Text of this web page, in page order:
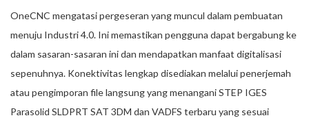
OneCNC mengatasi pergeseran yang muncul dalam pembuatan
menuju Industri 4.0. Ini memastikan pengguna dapat bergabung ke
dalam sasaran-sasaran ini dan mendapatkan manfaat digitalisasi
sepenuhnya. Konektivitas lengkap disediakan melalui penerjemah
atau pengimporan file langsung yang menangani STEP IGES
Parasolid SLDPRT SAT 3DM dan VADFS terbaru yang sesuai